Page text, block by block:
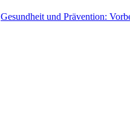
Gesundheit und Prävention: